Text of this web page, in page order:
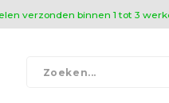
verzonden binnen 1 tot 3